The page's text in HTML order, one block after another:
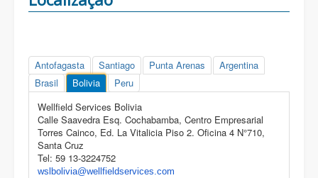
Antofagasta Santiago Punta Arenas
Argentina
Brasil
Bolivia
Peru
Wellfield Services Bolivia
Calle Saavedra Esq. Cochabamba, Centro Empresarial
Torres Cainco, Ed. La Vitalicia Piso 2. Oficina 4 N°710,
Santa Cruz
Tel: 59 13-3224752
wslbolivia@wellfieldservices.com